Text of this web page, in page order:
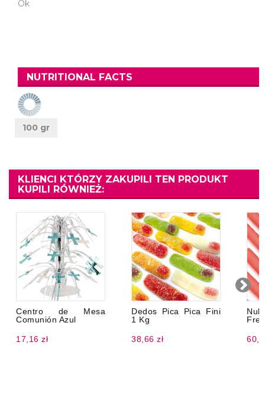
Ok
NUTRITIONAL FACTS
100 gr
KLIENCI KTÓRZY ZAKUPILI TEN PRODUKT
KUPILI RÓWNIEŻ:
Centro de Mesa
Comunión Azul
17,16 zł
Dedos Pica Pica Fini
1 Kg
38,66 zł